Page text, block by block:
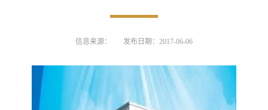
信息来源： 发布日期：2017-06-06